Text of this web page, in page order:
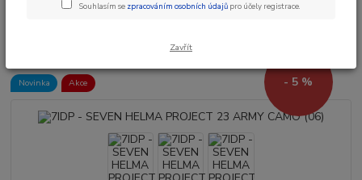
23 ARMY CAMO (06)
Novinka Akce - 5 %
Souhlasím se zpracováním osobních údajů pro účely registrace.
Zavřít